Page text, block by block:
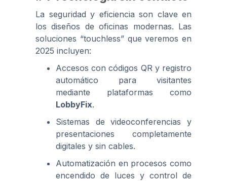
La seguridad y eficiencia son clave en
los diseños de oficinas modernas. Las
soluciones “touchless” que veremos en
2025 incluyen:
Accesos con códigos QR y registro
automático para visitantes
mediante plataformas como
LobbyFix.
Sistemas de videoconferencias y
presentaciones completamente
digitales y sin cables.
Automatización en procesos como
encendido de luces y control de